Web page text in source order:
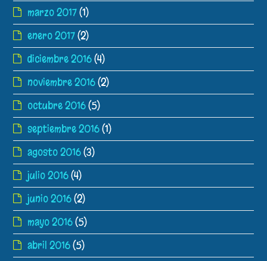
marzo 2017(1)
enero 2017(2)
diciembre 2016(4)
noviembre 2016(2)
octubre 2016(5)
septiembre 2016(1)
agosto 2016(3)
julio 2016(4)
junio 2016(2)
mayo 2016(5)
abril 2016(5)